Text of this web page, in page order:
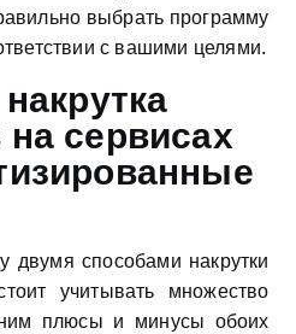
выбрать программу
с вашими целями.
сервисах
двумя способами накрутки
учитывать множество
плюсы и минусы обоих